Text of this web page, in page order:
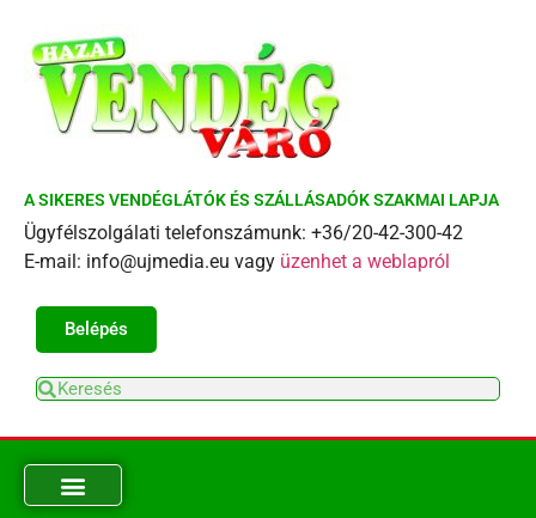
A SIKERES VENDÉGLÁTÓK ÉS SZÁLLÁSADÓK SZAKMAI LAPJA
Ügyfélszolgálati telefonszámunk: +36/20-42-300-42
E-mail: info@ujmedia.eu vagy üzenhet a weblapról
Belépés